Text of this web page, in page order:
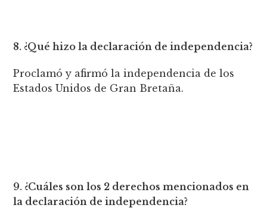
8. ¿Qué hizo la declaración de independencia?
Proclamó y afirmó la independencia de los
Estados Unidos de Gran Bretaña.
9. ¿Cuáles son los 2 derechos mencionados en
la declaración de independencia?